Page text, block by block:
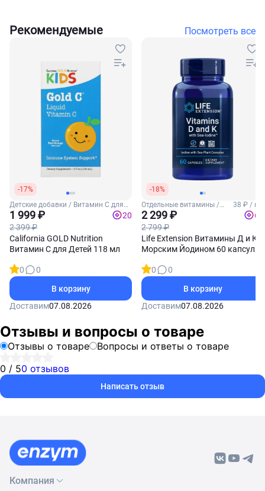
Рекомендуемые Посмотреть все
-17%
Детские добавки / Витамин С для
детей
1 999 ₽
2 399 ₽
20
California GOLD Nutrition
Витамин С для Детей 118 мл
0
0
В корзину
Доставим07.08.2026
-18%
Отдельные витамины /
Витамины Д3 и К2
38 ₽ / шт
2 299 ₽
2 799 ₽
69
Life Extension Витамины Д и К с
Морским Йодином 60 капсул
0
0
В корзину
Доставим07.08.2026
Отзывы и вопросы о товаре
Отзывы о товаре
Вопросы и ответы о товаре
0 / 50 отзывов
Написать отзыв
Компания